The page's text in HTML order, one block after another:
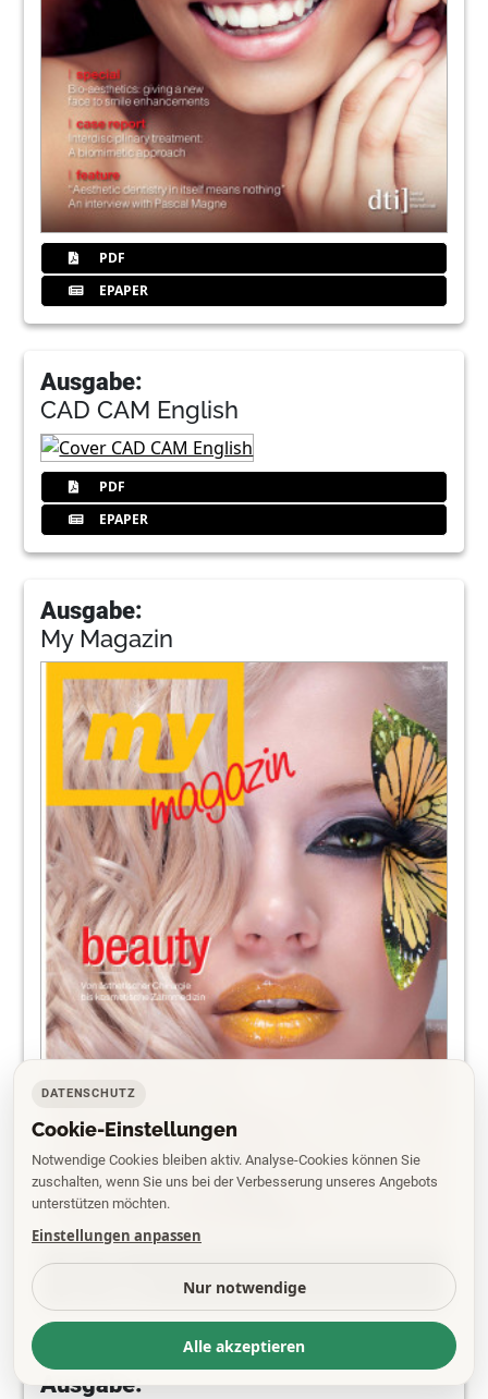
PDF
EPAPER
Ausgabe:
CAD CAM English
PDF
EPAPER
Ausgabe:
My Magazin
PDF
Ausgabe:
DATENSCHUTZ
Cookie-Einstellungen
Notwendige Cookies bleiben aktiv. Analyse-Cookies können Sie
zuschalten, wenn Sie uns bei der Verbesserung unseres Angebots
unterstützen möchten.
Einstellungen anpassen
Nur notwendige
Alle akzeptieren